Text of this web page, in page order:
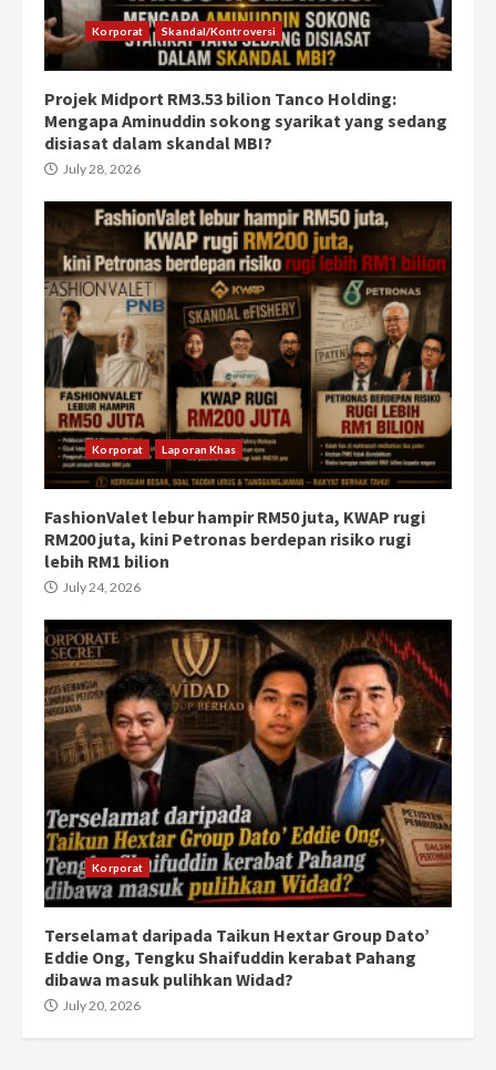
Korporat Skandal/Kontroversi
Projek Midport RM3.53 bilion Tanco Holding:
Mengapa Aminuddin sokong syarikat yang sedang
disiasat dalam skandal MBI?
July 28, 2026
Korporat Laporan Khas
FashionValet lebur hampir RM50 juta, KWAP rugi
RM200 juta, kini Petronas berdepan risiko rugi
lebih RM1 bilion
July 24, 2026
Korporat
Terselamat daripada Taikun Hextar Group Dato’
Eddie Ong, Tengku Shaifuddin kerabat Pahang
dibawa masuk pulihkan Widad?
July 20, 2026